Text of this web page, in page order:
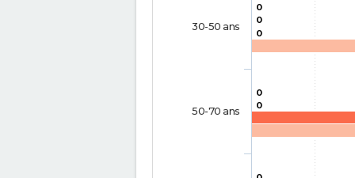
0
0
0
0
0
30-50 ans
50-70 ans